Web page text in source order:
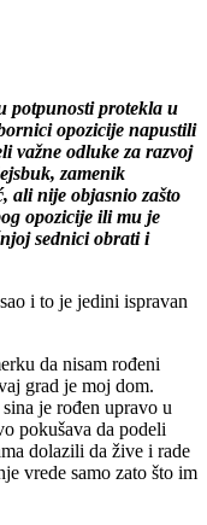
potpunosti protekla u
opozicije napustili
važne odluke za razvoj
zamenik
ali nije objasnio zašto
opozicije ili mu je
sednici obrati i
i to je jedini ispravan
da nisam rođeni
grad je moj dom.
je rođen upravo u
pokušava da podeli
dolazili da žive i rade
vrede samo zato što im